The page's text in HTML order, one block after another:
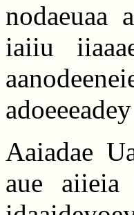
nodaeuaa
iaiiu
Aaiadae
aue aiieia